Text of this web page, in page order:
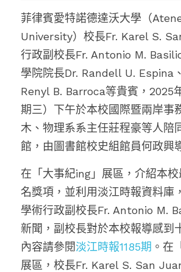
｜回首頁
｜圖書館
｜淡江大學
搜索
菲律賓愛特諾德達沃大學（
University）校長Fr. Karel S.
行政副校長Fr. Antonio M.
學院院長Dr. Randell U. Espina
Renyl B. Barroca等貴賓，2025
期三）下午於本校國際暨兩岸事
木、物理系系主任莊程豪等人陪
館 ，由圖書館校史組館員何政興
在「大事紀ing」展區，介紹本
名獎項，並利用淡江時報資料庫
學術行政副校長Fr. Antonio M.
新聞， 副校長對於本校報導感到
內容請參閱淡江時報1185期 。在
展區，校長Fr. Karel S. San